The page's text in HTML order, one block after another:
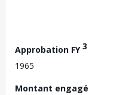
Approbation FY3
1965
Montant engagé